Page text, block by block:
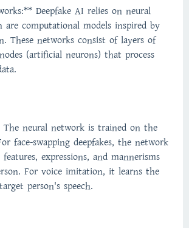
Deepfake AI relies on neural
are computational models inspired by
These networks consist of layers of
(artificial neurons) that process
neural network is trained on the
face-swapping deepfakes, the network
expressions, and mannerisms
For voice imitation, it learns the
person's speech.